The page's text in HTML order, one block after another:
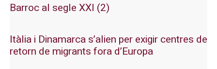
Barroc al segle XXI (2)
Itàlia i Dinamarca s’alien per exigir centres de
retorn de migrants fora d’Europa